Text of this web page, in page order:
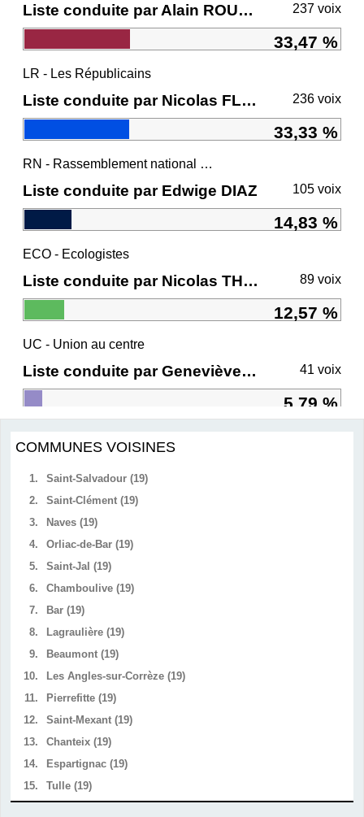
Liste conduite par Alain ROUSSET 237 voix
33,47 %
LR - Les Républicains
Liste conduite par Nicolas FLORIAN 236 voix
33,33 %
RN - Rassemblement national et ses alliés
Liste conduite par Edwige DIAZ 105 voix
14,83 %
ECO - Ecologistes
Liste conduite par Nicolas THIERRY 89 voix
12,57 %
UC - Union au centre
Liste conduite par Geneviève DARRIEUSSECQ 41 voix
5,79 %
COMMUNES VOISINES
1.
Saint-Salvadour (19)
2.
Saint-Clément (19)
3.
Naves (19)
4.
Orliac-de-Bar (19)
5.
Saint-Jal (19)
6.
Chamboulive (19)
7.
Bar (19)
8.
Lagraulière (19)
9.
Beaumont (19)
10.
Les Angles-sur-Corrèze (19)
11.
Pierrefitte (19)
12.
Saint-Mexant (19)
13.
Chanteix (19)
14.
Espartignac (19)
15.
Tulle (19)